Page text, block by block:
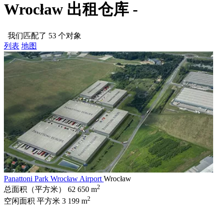
Wrocław 出租仓库 -
我们匹配了 53 个对象
列表 地图
Panattoni Park Wrocław Airport Wrocław
总面积（平方米）
62 650 m2
空闲面积 平方米 3 199 m2